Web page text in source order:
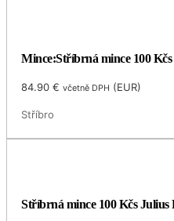
Mince:Stříbrná mince 100
84.90€ včetně DPH (EUR)
Stříbro
Stříbrná mince 100 Kčs Julius